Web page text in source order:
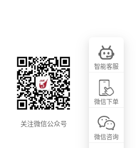
关注微信公众号
智能客服
微信下单
微信咨询